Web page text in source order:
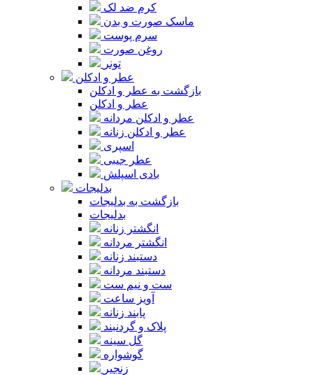
کرم ضد لک
ماسک صورت و بدن
سرم پوست
روغن صورت
تونر
عطر و ادکلن
بازگشت به عطر و ادکلن
عطر و ادکلن
عطر و ادکلن مردانه
عطر و ادکلن زنانه
اسپری
عطر جیبی
بادی اسپلش
بدلیجات
بازگشت به بدلیجات
بدلیجات
انگشتر زنانه
انگشتر مردانه
دستبند زنانه
دستبند مردانه
ست و نیم ست
آویز ساعت
پابند زنانه
پلاک و گردنبند
گل سینه
گوشواره
زنجیر